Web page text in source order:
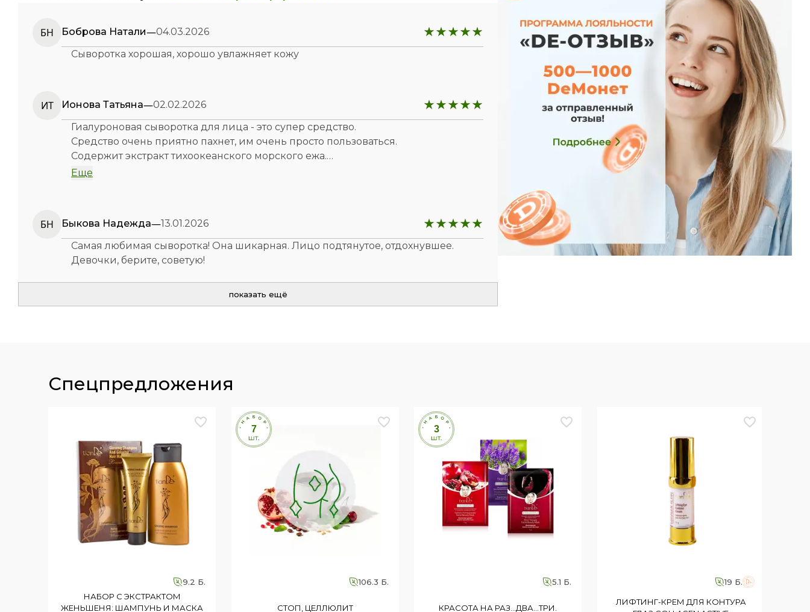
БН Боброва Натали—04.03.2026
Сыворотка хорошая, хорошо увлажняет кожу
ИТ Ионова Татьяна—02.02.2026
Гиалуроновая сыворотка для лица - это супер средство.
Средство очень приятно пахнет, им очень просто пользоваться.
Содержит экстракт тихоокеанского морского ежа.
Омолаживает и активно восстанавливает кожу.
Еще
БН Быкова Надежда—13.01.2026
Самая любимая сыворотка! Она шикарная. Лицо подтянутое, отдохнувшее.
Девочки, берите, советую!
показать ещё
спецпредложения
9.2 Б.
НАБОР С ЭКСТРАКТОМ
ЖЕНЬШЕНЯ: ШАМПУНЬ И МАСКА
106.3 Б.
СТОП, ЦЕЛЛЮЛИТ
5.1 Б.
КРАСОТА НА РАЗ...ДВА...ТРИ.
19 Б.
ЛИФТИНГ-КРЕМ ДЛЯ КОНТУРА